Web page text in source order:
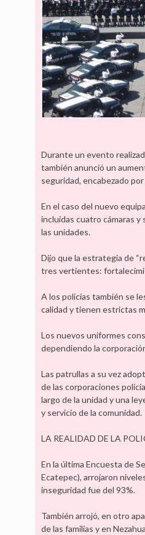
Durante un evento
también anunció un
seguridad, encabezado
En el caso del nuevo
incluidas cuatro cámaras
las unidades.
Dijo que la estrategia de
tres vertientes:
A los policías también se
calidad y tienen estrictas
Los nuevos uniformes
dependiendo la
Las patrullas a su vez
de las corporaciones
largo de la unidad y una
y servicio de la comunidad.
LA REALIDAD DE LA
En la última Encuesta de
Ecatepec), arrojaron
inseguridad fue del 93%.
También arrojó, en otro
de las familias y en